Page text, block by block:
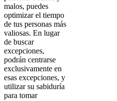
malos, puedes
optimizar el tiempo
de tus personas más
valiosas. En lugar
de buscar
excepciones,
podrán centrarse
exclusivamente en
esas excepciones, y
utilizar su sabiduría
para tomar